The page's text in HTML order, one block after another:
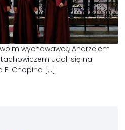
wychowawcą Andrzejem
udali się na
F. Chopina […]